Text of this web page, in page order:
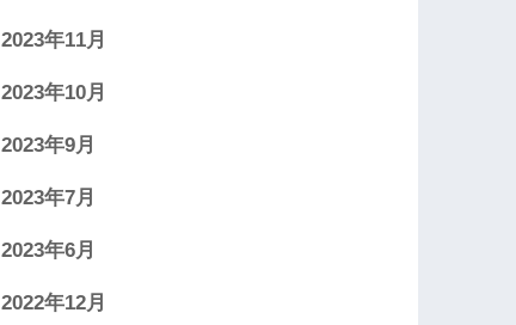
2023年11月
2023年10月
2023年9月
2023年7月
2023年6月
2022年12月